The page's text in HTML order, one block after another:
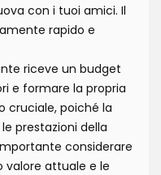
con i tuoi amici. Il
rapido e
riceve un budget
e formare la propria
cruciale, poiché la
prestazioni della
considerare
valore attuale e le